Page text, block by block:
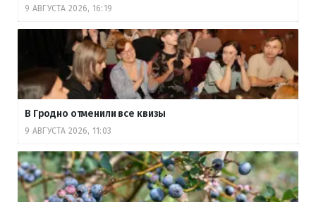
9 АВГУСТА 2026, 16:19
В Гродно отменили все квизы
9 АВГУСТА 2026, 11:03